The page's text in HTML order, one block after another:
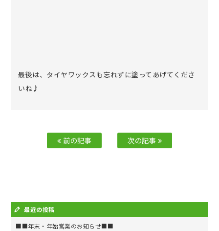
最後は、タイヤワックスも忘れずに塗ってあげてくださ
いね♪
前の記事 次の記事
最近の投稿
■■年末・年始営業のお知らせ■■